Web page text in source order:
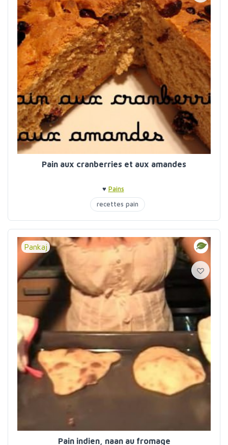
Pain aux cranberries et aux amandes
♥ Pains
recettes pain
Pankaj
Pain indien, naan au fromage